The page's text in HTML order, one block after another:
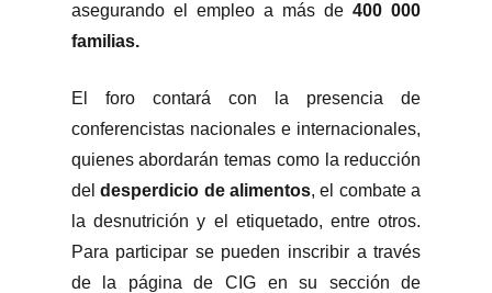
asegurando el empleo a más de400 000
familias.
El foro contará con la presencia de
conferencistas nacionales e internacionales,
quienes abordarán temas como la reducción
deldesperdicio de alimentos, el combate a
la desnutrición y el etiquetado, entre otros.
Para participar se pueden inscribir a través
de la página de CIG en su sección de